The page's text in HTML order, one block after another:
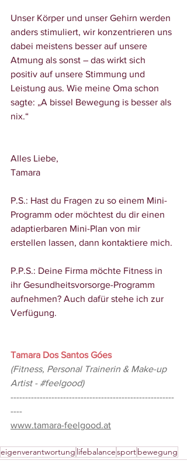
Unser Körper und unser Gehirn werden
anders stimuliert, wir konzentrieren uns
dabei meistens besser auf unsere
Atmung als sonst – das wirkt sich
positiv auf unsere Stimmung und
Leistung aus. Wie meine Oma schon
sagte: „A bissel Bewegung is besser als
nix.“
Alles Liebe,
Tamara
P.S.: Hast du Fragen zu so einem Mini-
Programm oder möchtest du dir einen
adaptierbaren Mini-Plan von mir
erstellen lassen, dann kontaktiere mich.
P.P.S.: Deine Firma möchte Fitness in
ihr Gesundheitsvorsorge-Programm
aufnehmen? Auch dafür stehe ich zur
Verfügung.
Tamara Dos Santos Góes
(Fitness, Personal Trainerin & Make-up
Artist - #feelgood)
--------------------------------------------------------
----
www.tamara-feelgood.at
eigenverantwortung lifebalancesportbewegung